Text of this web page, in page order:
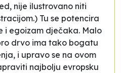
nije ilustrovano niti
Tu se potencira
i egoizam dječaka. Malo
drvo ima tako bogatu
i upravo se na ovom
najbolju evropsku